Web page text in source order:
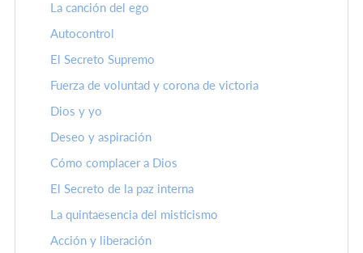
La canción del ego
Autocontrol
El Secreto Supremo
Fuerza de voluntad y corona de victoria
Dios y yo
Deseo y aspiración
Cómo complacer a Dios
El Secreto de la paz interna
La quintaesencia del misticismo
Acción y liberación